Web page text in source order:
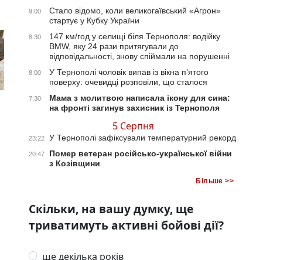
9:00
Стало відомо, коли великогаївський «Агрон»
стартує у Кубку України
8:30
147 км/год у селищі біля Тернополя: водійку
BMW, яку 24 рази притягували до
відповідальності, знову спіймали на порушенні
8:00
У Тернополі чоловік випав із вікна п’ятого
поверху: очевидці розповіли, що сталося
7:30
Мама з молитвою написала ікону для сина:
на фронті загинув захисник із Тернополя
5 Серпня
23:22 У Тернополі зафіксували температурний рекорд
20:47
Помер ветеран російсько-української війни
з Козівщини
Більше >>
Скільки, на вашу думку, ще
триватимуть активні бойові дії?
ще декілька років